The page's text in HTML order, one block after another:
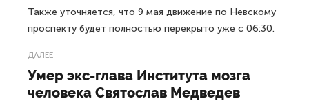
Также уточняется, что 9 мая движение по Невскому
проспекту будет полностью перекрыто уже с 06:30.
ДАЛЕЕ
Умер экс-глава Института мозга
человека Святослав Медведев